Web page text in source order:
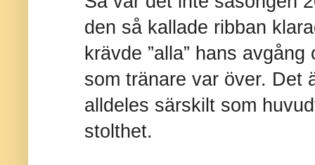
den så kallade ribban
krävde ”alla” hans
som tränare var över. Det
alldeles särskilt som
stolthet.